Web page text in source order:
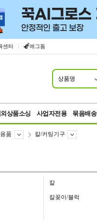
센터 | 에그돔
상품명
상품소싱 사업자전용 묶음배송
품 칼/커팅기구
칼
칼꽂이/블럭